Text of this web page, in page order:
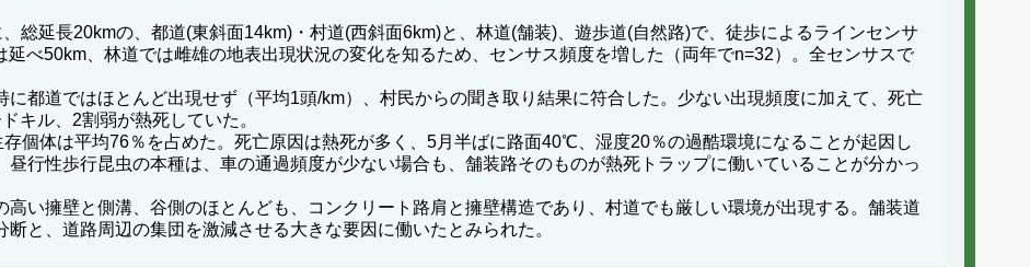
総延長20kmの、都道(東斜面14km)・村道(西斜面6km)と、林道(舗装)、遊歩道(自然路)で、徒歩によるラインセンサ
べ50km、林道では雌雄の地表出現状況の変化を知るため、センサス頻度を増した（両年でn=32）。全センサスで
都道ではほとんど出現せず（平均1頭/km）、村民からの聞き取り結果に符合した。少ない出現頻度に加えて、死亡
キル、2割弱が熱死していた。
個体は平均76％を占めた。死亡原因は熱死が多く、5月半ばに路面40℃、湿度20％の過酷環境になることが起因し
行性歩行昆虫の本種は、車の通過頻度が少ない場合も、舗装路そのものが熱死トラップに働いていることが分かっ
い擁壁と側溝、谷側のほとんども、コンクリート路肩と擁壁構造であり、村道でも厳しい環境が出現する。舗装道
と、道路周辺の集団を激減させる大きな要因に働いたとみられた。